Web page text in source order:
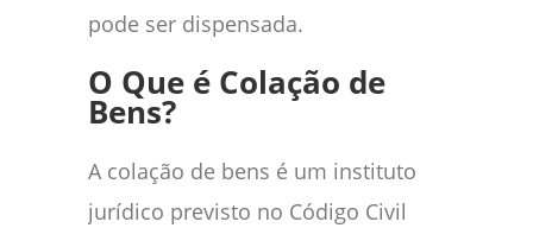
pode ser dispensada.
O Que é Colação de
Bens?
A colação de bens é um instituto
jurídico previsto no Código Civil